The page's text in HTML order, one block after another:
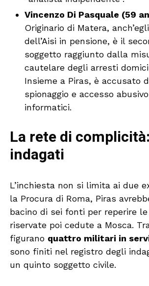
Vincenzo Di Pasquale (59
Originario di Matera,
dell’Aisi in pensione, è il
soggetto raggiunto dalla
cautelare degli arresti
Insieme a Piras, è accusato
spionaggio e accesso
informatici.
La rete di
indagati
L’inchiesta non si limita ai due
la Procura di Roma, Piras
bacino di sei fonti per reperire
riservate poi cedute a Mosca.
figurano quattro militari in
sono finiti nel registro degli
un quinto soggetto civile.